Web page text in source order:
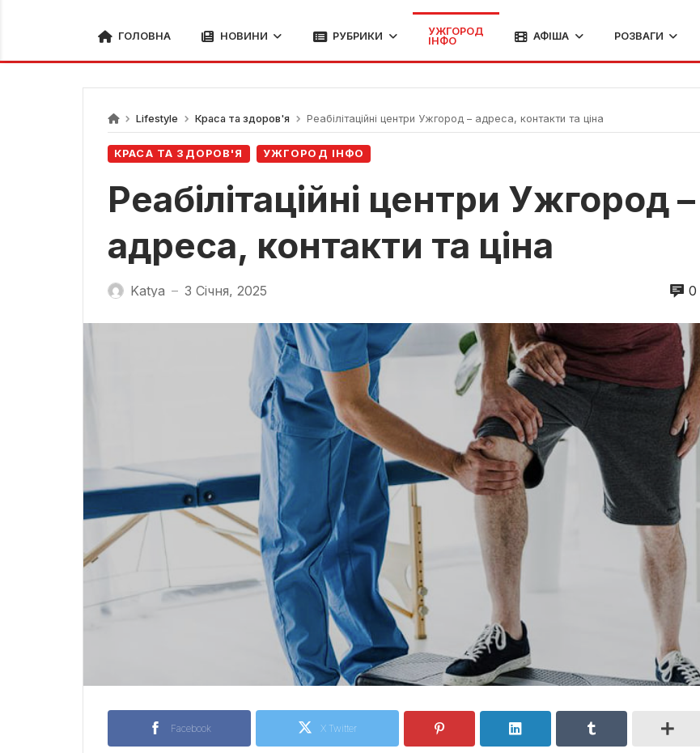
ГОЛОВНА НОВИНИ РУБРИКИ
УЖГОРОД
ІНФО
АФІША РОЗВАГИ
Lifestyle Краса та здоров'я Реабілітаційні центри Ужгород – адреса, контакти та ціна
КРАСА ТА ЗДОРОВ'Я УЖГОРОД ІНФО
Реабілітаційні центри Ужгород –
адреса, контакти та ціна
Katya — 3 Січня, 2025 0
Facebook X Twitter